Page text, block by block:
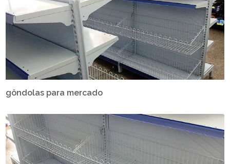
gôndolas para mercado